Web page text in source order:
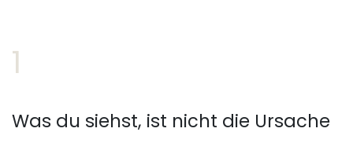
1
Was du siehst, ist nicht die Ursache